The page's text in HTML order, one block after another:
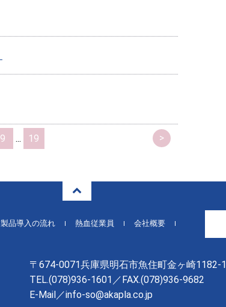
9 ... 19 >
製品導入の流れ 熱血従業員 会社概要
〒674-0071兵庫県明石市魚住町金ヶ崎1182-1
TEL.(078)936-1601 ／FAX.(078)936-9682
E-Mail／info-so@akapla.co.jp